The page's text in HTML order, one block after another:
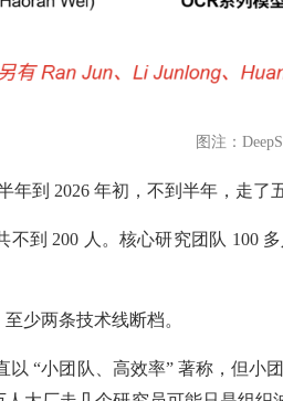
图注：
年到 2026 年初，不到半年，走了
共不到 200 人。核心研究团队
少两条技术线断档。
以 “小团队、高效率” 著称，但